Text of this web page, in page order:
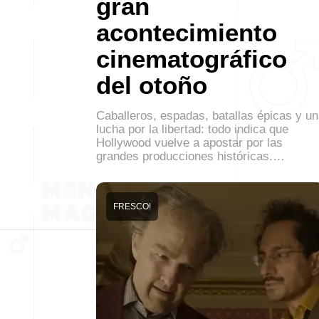
gran
acontecimiento
cinematográfico
del otoño
Caballeros, espadas, batallas épicas y
lucha por la libertad: todo indica que
Hollywood vuelve a apostar por las
grandes producciones históricas.…
FRESCO!